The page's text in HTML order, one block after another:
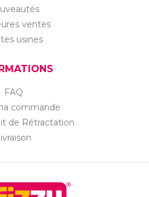
ventes
usines
FAQ
commande
de Rétractation